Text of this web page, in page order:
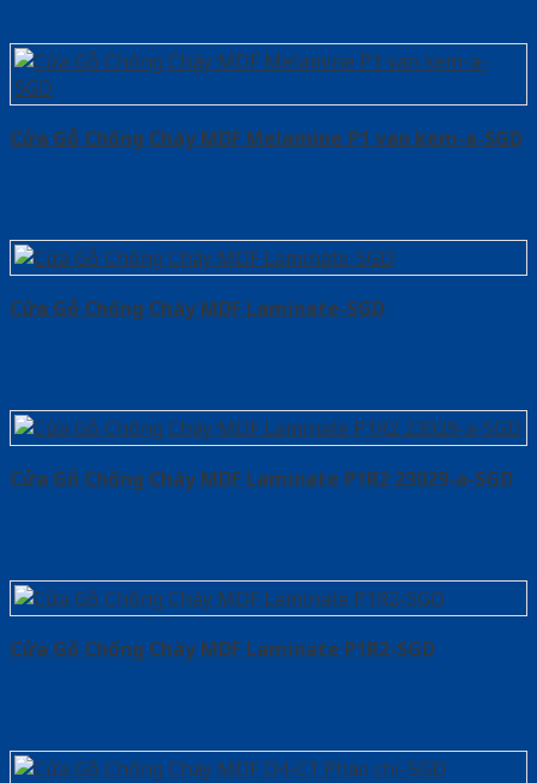
Cửa Gỗ Chống Cháy MDF Melamine P1 van kem-a-SGD
Cửa Gỗ Chống Cháy MDF Laminate-SGD
Cửa Gỗ Chống Cháy MDF Laminate P1R2 23029-a-SGD
Cửa Gỗ Chống Cháy MDF Laminate P1R2-SGD